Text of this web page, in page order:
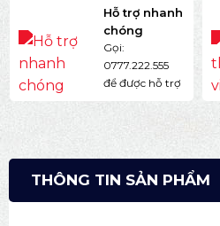
Hỗ trợ nhanh
chóng
Gọi:
0777.222.555
để được hỗ trợ
THÔNG TIN SẢN PHẨM